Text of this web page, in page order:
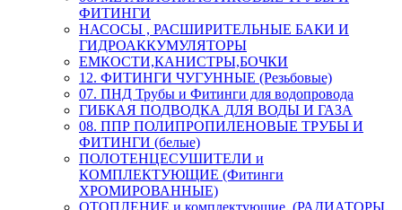
ФИТИНГИ
НАСОСЫ , РАСШИРИТЕЛЬНЫЕ БАКИ И
ГИДРОАККУМУЛЯТОРЫ
ЕМКОСТИ,КАНИСТРЫ,БОЧКИ
12. ФИТИНГИ ЧУГУННЫЕ (Резьбовые)
07. ПНД Трубы и Фитинги для водопровода
ГИБКАЯ ПОДВОДКА ДЛЯ ВОДЫ И ГАЗА
08. ППР ПОЛИПРОПИЛЕНОВЫЕ ТРУБЫ И
ФИТИНГИ (белые)
ПОЛОТЕНЦЕСУШИТЕЛИ и
КОМПЛЕКТУЮЩИЕ (Фитинги
ХРОМИРОВАННЫЕ)
ОТОПЛЕНИЕ и комплектующие, (РАДИАТОРЫ,